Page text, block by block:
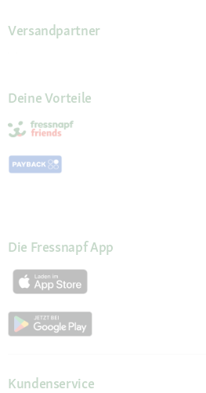
Versandpartner
Deine Vorteile
Die Fressnapf App
Kundenservice